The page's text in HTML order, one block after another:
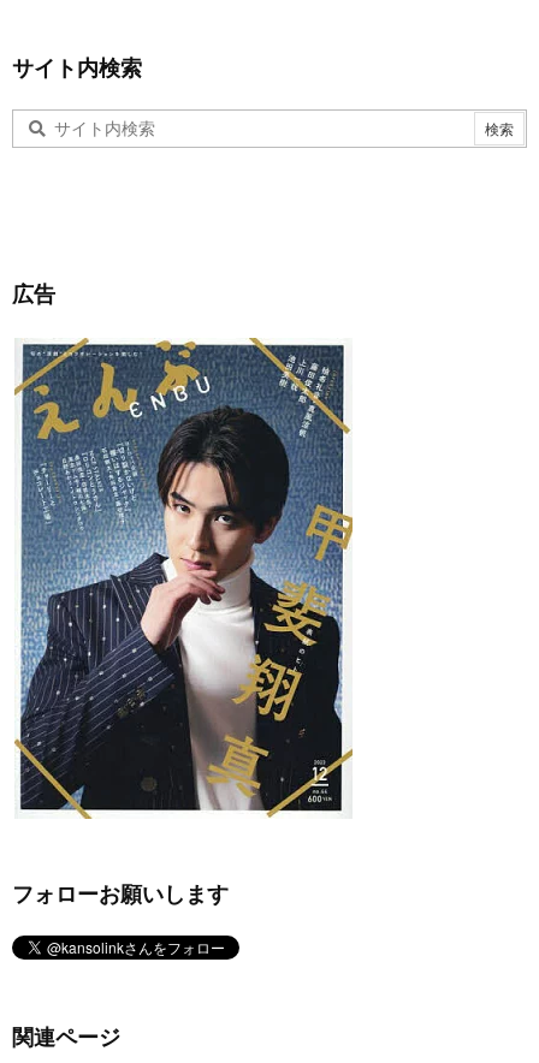
サイト内検索
広告
フォローお願いします
関連ページ